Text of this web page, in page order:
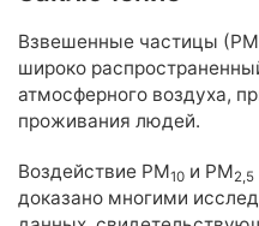
Взвешенные частицы
широко
атмосферного воздуха,
проживания людей.
Воздействие РМ10 и РМ2,5
доказано многими